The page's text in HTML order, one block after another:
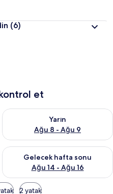
(6)
et
Ağu 7 - Ağu 8
Yarın
Ağu 8 - Ağu 9
Yarın için müsaitliği kontrol
et Ağu 7 - Ağu 9
Gelecek hafta sonu
Ağu 14 - Ağu 16
Önümüzdeki hafta sonu için
2 yatak